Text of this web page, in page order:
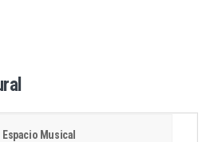
Espacio Musical